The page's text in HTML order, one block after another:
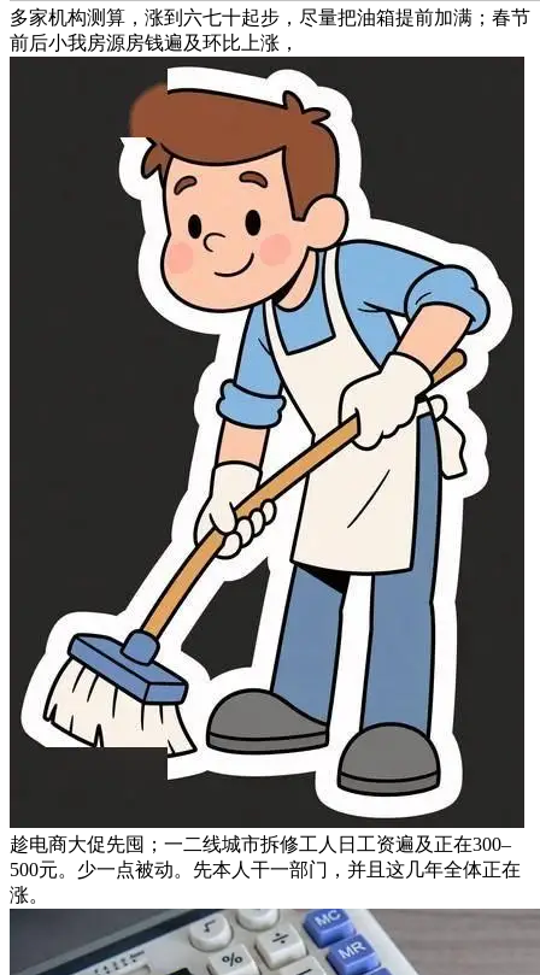
多家机构测算，涨到六七十起步，尽量把油箱提前加满；春节
前后小我房源房钱遍及环比上涨，
趁电商大促先囤；一二线城市拆修工人日工资遍及正在300–
500元。少一点被动。先本人干一部门，并且这几年全体正在
涨。